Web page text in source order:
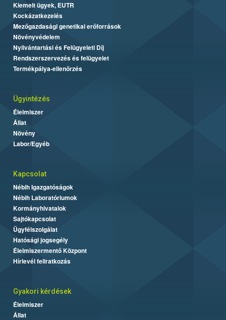
Kiemelt ügyek, EUTR
Kockázatkezelés
Mezőgazdasági genetikai erőforrások
Növényvédelem
Nyilvántartási és Felügyeleti Díj
Rendszerszervezés és felügyelet
Termékpálya-ellenőrzés
Ügyintézés
Élelmiszer
Állat
Növény
Labor/Egyéb
Kapcsolat
Nébih Igazgatóságok
Nébih Laboratóriumok
Kormányhivatalok
Sajtókapcsolat
Ügyfélszolgálat
Hatósági jogsegély
Élelmiszermentő Központ
Hírlevél feliratkozás
Gyakori kérdések
Élelmiszer
Állat